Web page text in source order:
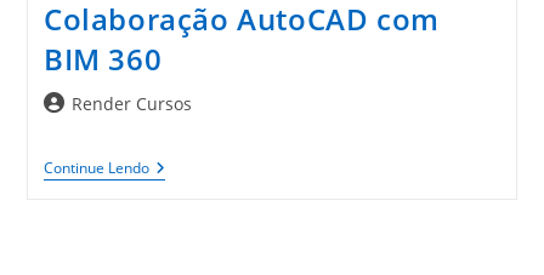
Colaboração AutoCAD com
BIM 360
AutorRender Cursos
Continue LendoColaboração
AutoCAD